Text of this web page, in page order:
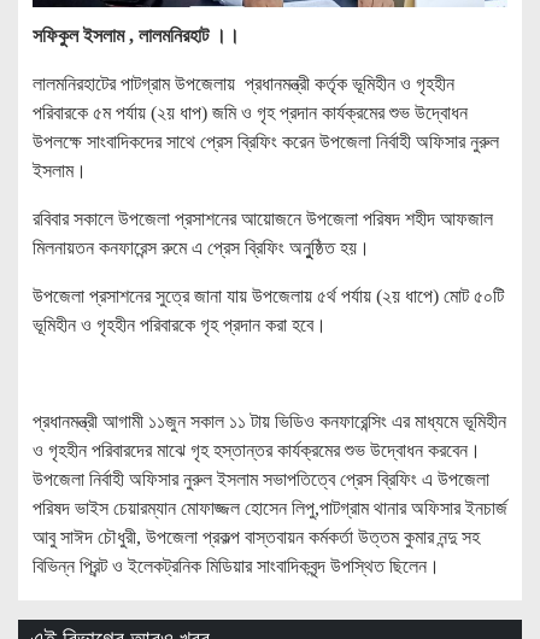
সফিকুল ইসলাম , লালমনিরহাট ।।
লালমনিরহাটের পাটগ্রাম উপজেলায় প্রধানমন্ত্রী কর্তৃক ভূমিহীন ও গৃহহীন
পরিবারকে ৫ম পর্যায় (২য় ধাপ) জমি ও গৃহ প্রদান কার্যক্রমের শুভ উদ্বোধন
উপলক্ষে সাংবাদিকদের সাথে প্রেস ব্রিফিং করেন উপজেলা নির্বাহী অফিসার নুরুল
ইসলাম।
রবিবার সকালে উপজেলা প্রসাশনের আয়োজনে উপজেলা পরিষদ শহীদ আফজাল
মিলনায়তন কনফারেন্স রুমে এ প্রেস ব্রিফিং অনুুষ্ঠিত হয়।
উপজেলা প্রসাশনের সুত্রে জানা যায় উপজেলায় ৫র্থ পর্যায় (২য় ধাপে) মোট ৫০টি
ভূমিহীন ও গৃহহীন পরিবারকে গৃহ প্রদান করা হবে।
প্রধানমন্ত্রী আগামী ১১জুন সকাল ১১ টায় ভিডিও কনফারেন্সিং এর মাধ্যমে ভূমিহীন
ও গৃহহীন পরিবারদের মাঝে গৃহ হস্তান্তর কার্যক্রমের শুভ উদ্বোধন করবেন।
উপজেলা নির্বাহী অফিসার নুরুল ইসলাম সভাপতিত্বে প্রেস ব্রিফিং এ উপজেলা
পরিষদ ভাইস চেয়ারম্যান মোফাজ্জল হোসেন লিপু,পাটগ্রাম থানার অফিসার ইনচার্জ
আবু সাঈদ চৌধুরী, উপজেলা প্রকল্প বাস্তবায়ন কর্মকর্তা উত্তম কুমার নন্দু সহ
বিভিন্ন প্রিন্ট ও ইলেকট্রনিক মিডিয়ার সাংবাদিকবৃন্দ উপস্থিত ছিলেন।